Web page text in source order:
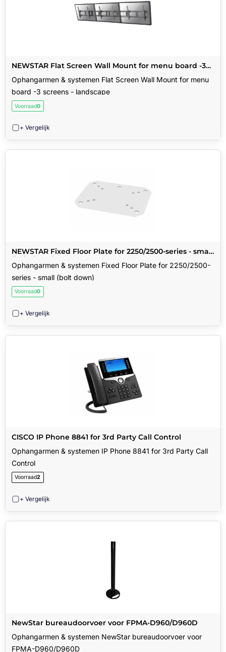
NEWSTAR Flat Screen Wall Mount for menu board -3
screens - landscape
Ophangarmen & systemen Flat Screen Wall Mount for menu
board -3 screens - landscape
Voorraad0
+ Vergelijk
NEWSTAR Fixed Floor Plate for 2250/2500-series - small
(bolt down)
Ophangarmen & systemen Fixed Floor Plate for 2250/2500-
series - small (bolt down)
Voorraad0
+ Vergelijk
CISCO IP Phone 8841 for 3rd Party Call Control
Ophangarmen & systemen IP Phone 8841 for 3rd Party Call
Control
Voorraad2
+ Vergelijk
NewStar bureaudoorvoer voor FPMA-D960/D960D
Ophangarmen & systemen NewStar bureaudoorvoer voor
FPMA-D960/D960D